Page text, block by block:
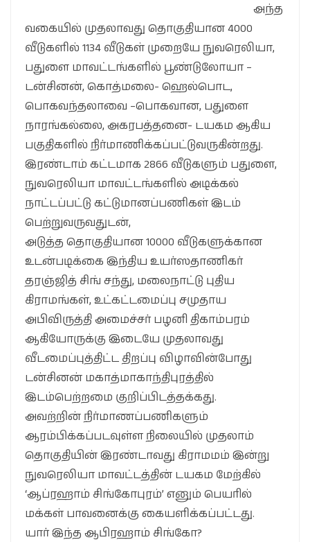
அந்த
வகையில் முதலாவது தொகுதியான 4000
வீடுகளில் 1134 வீடுகள் முறையே நுவரெலியா,
பதுளை மாவட்டங்களில் பூண்டுலோயா –
டன்சினன், கொத்மலை- ஹெல்பொட,
பொகவந்தலாவை –பொகவான, பதுளை
நாரங்கல்லை, அகரபத்தனை- டயகம ஆகிய
பகுதிகளில் நிர்மாணிக்கப்பட்டுவருகின்றது.
இரண்டாம் கட்டமாக 2866 வீடுகளும் பதுளை,
நுவரெலியா மாவட்டங்களில் அடிக்கல்
நாட்டப்பட்டு கட்டுமானப்பணிகள் இடம்
பெற்றுவருவதுடன்,
அடுத்த தொகுதியான 10000 வீடுகளுக்கான
உடன்படிக்கை இந்திய உயர்ஸதாணிகர்
தரஞ்ஜித் சிங் சந்து, மலைநாட்டு புதிய
கிராமங்கள், உட்கட்டமைப்பு சமுதாய
அபிவிருத்தி அமைச்சர் பழனி திகாம்பரம்
ஆகியோருக்கு இடையே முதலாவது
வீடமைப்புத்திட்ட திறப்பு விழாவின்போது
டன்சினன் மகாத்மாகாந்திபுரத்தில்
இடம்பெற்றமை குறிப்பிடத்தக்கது.
அவற்றின் நிர்மாணப்பணிகளும்
ஆரம்பிக்கப்படவுள்ள நிலையில் முதலாம்
தொகுதியின் இரண்டாவது கிராமமம் இன்று
நுவரெலியா மாவட்டத்தின் டயகம மேற்கில்
‘ஆப்ரஹாம் சிங்கோபுரம்’ எனும் பெயரில்
மக்கள் பாவனைக்கு கையளிக்கப்பட்டது.
யார் இந்த ஆபிரஹாம் சிங்கோ?